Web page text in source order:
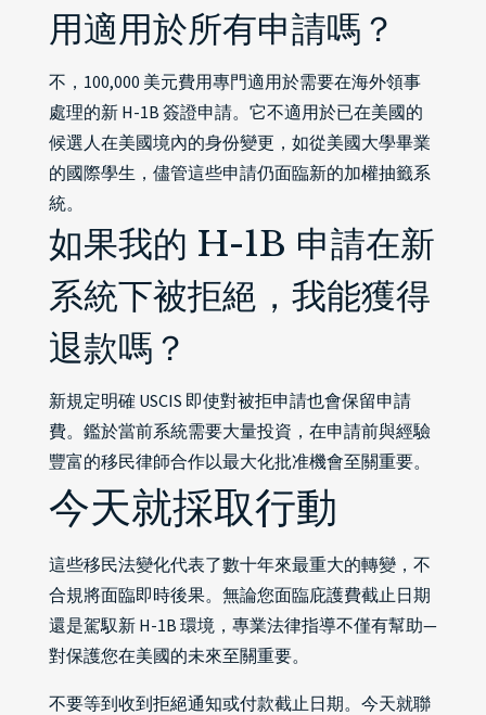
用適用於所有申請嗎？
不，100,000 美元費用專門適用於需要在海外領事
處理的新 H-1B 簽證申請。它不適用於已在美國的
候選人在美國境內的身份變更，如從美國大學畢業
的國際學生，儘管這些申請仍面臨新的加權抽籤系
統。
如果我的 H-1B 申請在新
系統下被拒絕，我能獲得
退款嗎？
新規定明確 USCIS 即使對被拒申請也會保留申請
費。鑑於當前系統需要大量投資，在申請前與經驗
豐富的移民律師合作以最大化批准機會至關重要。
今天就採取行動
這些移民法變化代表了數十年來最重大的轉變，不
合規將面臨即時後果。無論您面臨庇護費截止日期
還是駕馭新 H-1B 環境，專業法律指導不僅有幫助—
對保護您在美國的未來至關重要。
不要等到收到拒絕通知或付款截止日期。今天就聯